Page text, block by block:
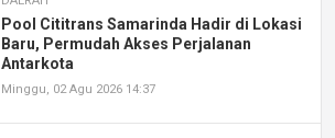
Pool Cititrans Samarinda Hadir di Lokasi
Baru, Permudah Akses Perjalanan
Antarkota
Minggu, 02 Agu 2026 14:37